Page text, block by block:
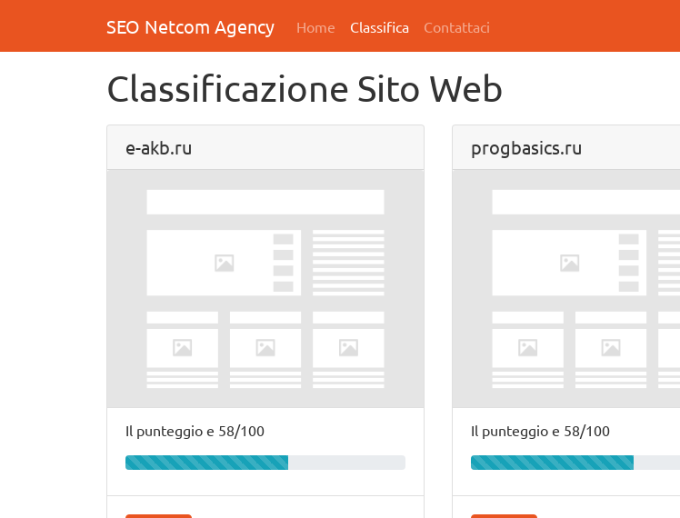
SEO Netcom Agency Home Classifica Contattaci
Classificazione Sito Web
e-akb.ru
Il punteggio e 58/100
progbasics.ru
Il punteggio e 58/100